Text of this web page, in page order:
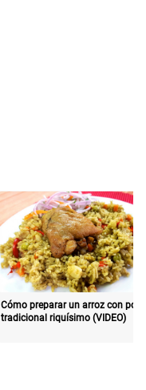
Cómo preparar un arroz con pollo
tradicional riquísimo (VIDEO)